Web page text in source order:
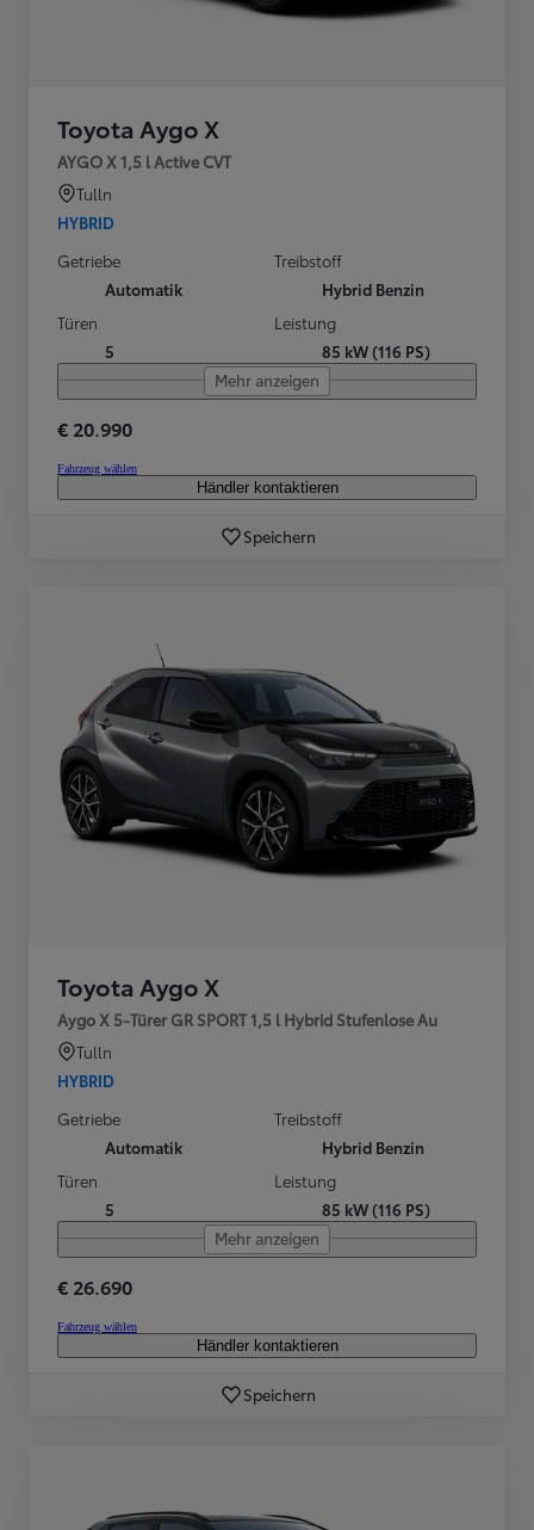
Toyota Aygo X
AYGO X 1,5 l Active CVT
Tulln
HYBRID
Getriebe
Automatik
Treibstoff
Hybrid Benzin
Türen
5
Leistung
85 kW (116 PS)
Mehr anzeigen
€ 20.990
Fahrzeug wählen
Händler kontaktieren
Speichern
Toyota Aygo X
Aygo X 5-Türer GR SPORT 1,5 l Hybrid Stufenlose Au
Tulln
HYBRID
Getriebe
Automatik
Treibstoff
Hybrid Benzin
Türen
5
Leistung
85 kW (116 PS)
Mehr anzeigen
€ 26.690
Fahrzeug wählen
Händler kontaktieren
Speichern